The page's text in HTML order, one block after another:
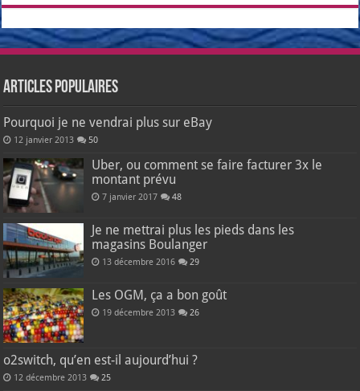
Articles populaires
Pourquoi je ne vendrai plus sur eBay
12 janvier 2013 50
Uber, ou comment se faire facturer 3x le
montant prévu
7 janvier 2017 48
Je ne mettrai plus les pieds dans les
magasins Boulanger
13 décembre 2016 29
Les OGM, ça a bon goût
19 décembre 2013 26
o2switch, qu’en est-il aujourd’hui ?
12 décembre 2013 25